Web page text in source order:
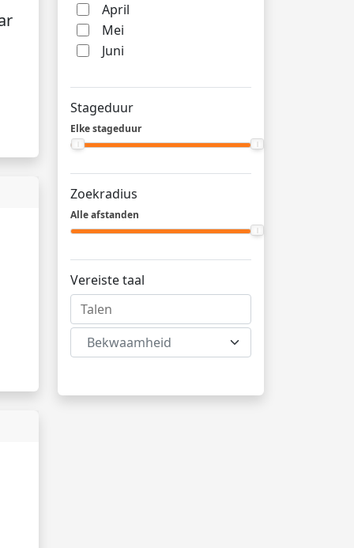
April
Mei
Juni
Stageduur
Elke stageduur
Zoekradius
Alle afstanden
Vereiste taal
Bekwaamheid